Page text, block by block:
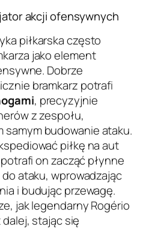
akcji ofensywnych
piłkarska często
jako element
Dobrze
bramkarz potrafi
, precyzyjnie
z zespołu,
budowanie ataku.
piłkę na aut
on zacząć płynne
ataku, wprowadzając
i budując przewagę.
jak legendarny Rogério
stając się